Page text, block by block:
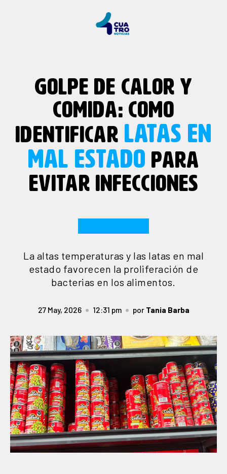
GOLPE DE CALOR Y
COMIDA: COMO
IDENTIFICAR LATAS EN
MAL ESTADO PARA
EVITAR INFECCIONES
La altas temperaturas y las latas en mal
estado favorecen la proliferación de
bacterias en los alimentos.
27 May, 2026 12:31 pm por Tania Barba